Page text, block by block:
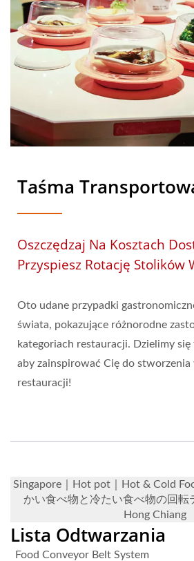
Taśma
Oszczędzaj Na Kosztach
Przyspiesz Rotację Stolików
Oto udane przypadki
świata, pokazujące różnorodne
kategoriach restauracji. Dzielimy się
aby zainspirować Cię do stworzenia
restauracji!
Singapore｜Hot pot｜Hot & Cold
かい食べ物と冷たい食べ物の回
Hong Chiang
Lista Odtwarzania
Food Conveyor Belt System